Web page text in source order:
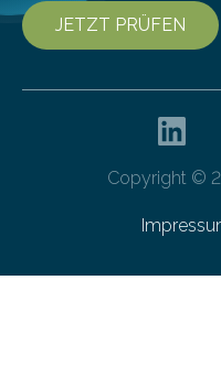
JETZT PRÜFEN
Copyright ©